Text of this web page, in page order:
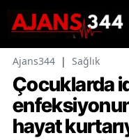
Ajans344 | Sağlık
Çocuklarda
hayat